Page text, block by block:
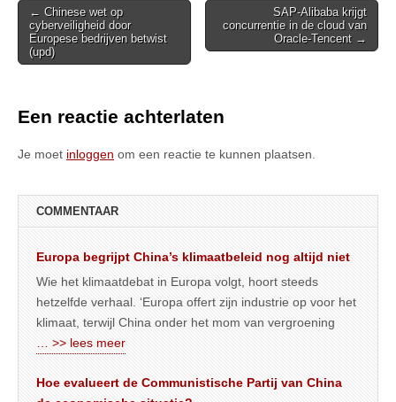
Post
navigation
← Chinese wet op
cyberveiligheid door
Europese bedrijven betwist
(upd)
SAP-Alibaba krijgt
concurrentie in de cloud van
Oracle-Tencent →
Een reactie achterlaten
Je moet inloggen om een reactie te kunnen plaatsen.
COMMENTAAR
Europa begrijpt China’s klimaatbeleid nog altijd niet
Wie het klimaatdebat in Europa volgt, hoort steeds
hetzelfde verhaal. ‘Europa offert zijn industrie op voor het
klimaat, terwijl China onder het mom van vergroening
… >> lees meer
Hoe evalueert de Communistische Partij van China